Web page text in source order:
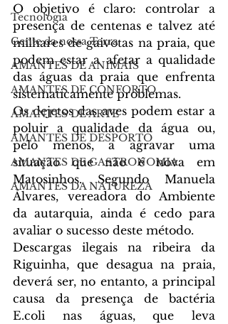
Tecnologia
Gente da nossa Terra
AMANTES DE ANIMAIS
AMANTES DE CONFORTO
AMANTES DE ARTE
AMANTES DE DESPORTO
AMANTES DE GASTRONOMIA
AMANTES DA NATUREZA
O objetivo é claro: controlar a
presença de centenas e talvez até
milhares de gaivotas na praia, que
podem estar a afetar a qualidade
das águas da praia que enfrenta
sistematicamente problemas.
Os dejetos das aves podem estar a
poluir a qualidade da água ou,
pelo menos, a agravar uma
situação que não é nova em
Matosinhos. Segundo Manuela
Álvares, vereadora do Ambiente
da autarquia, ainda é cedo para
avaliar o sucesso deste método.
Descargas ilegais na ribeira da
Riguinha, que desagua na praia,
deverá ser, no entanto, a principal
causa da presença de bactéria
E.coli nas águas, que leva